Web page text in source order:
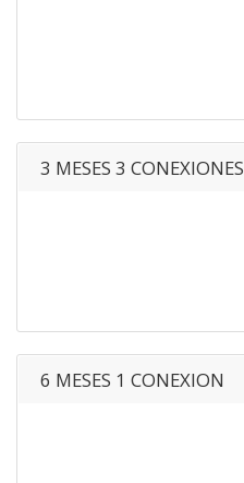
3 MESES 3 CONEXIONES
6 MESES 1 CONEXION